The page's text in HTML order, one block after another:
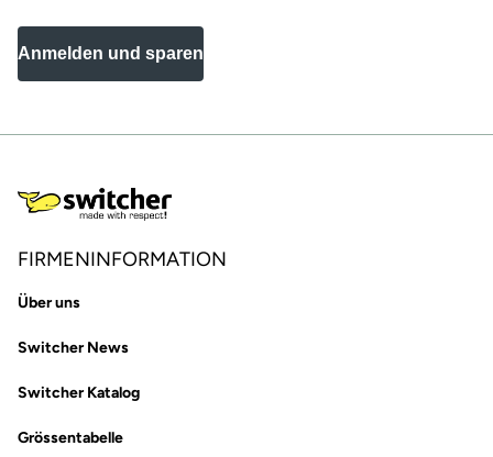
Anmelden und sparen
FIRMENINFORMATION
Über uns
Switcher News
Switcher Katalog
Grössentabelle